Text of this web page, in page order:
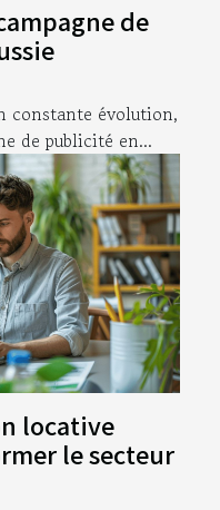
de
constante évolution,
de publicité en...
locative
le secteur